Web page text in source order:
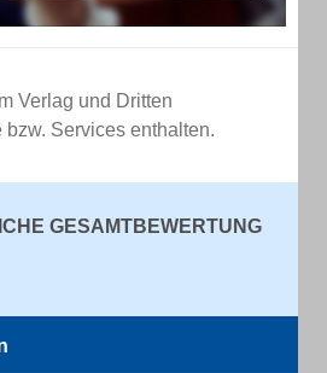
Verlag und Dritten
bzw. Services enthalten.
GESAMTBEWERTUNG